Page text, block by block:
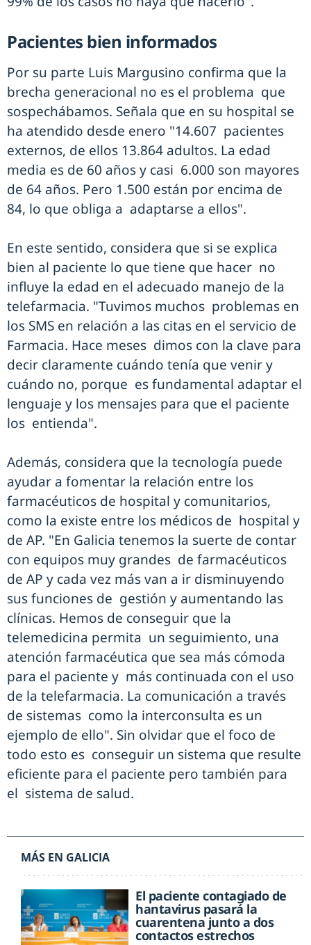
Pacientes bien informados
Por su parte Luis Margusino confirma que la
brecha generacional no es el problema que
sospechábamos. Señala que en su hospital se
ha atendido desde enero "14.607 pacientes
externos, de ellos 13.864 adultos. La edad
media es de 60 años y casi 6.000 son mayores
de 64 años. Pero 1.500 están por encima de
84, lo que obliga a adaptarse a ellos".
En este sentido, considera que si se explica
bien al paciente lo que tiene que hacer no
influye la edad en el adecuado manejo de la
telefarmacia. "Tuvimos muchos problemas en
los SMS en relación a las citas en el servicio de
Farmacia. Hace meses dimos con la clave para
decir claramente cuándo tenía que venir y
cuándo no, porque es fundamental adaptar el
lenguaje y los mensajes para que el paciente
los entienda".
Además, considera que la tecnología puede
ayudar a fomentar la relación entre los
farmacéuticos de hospital y comunitarios,
como la existe entre los médicos de hospital y
de AP. "En Galicia tenemos la suerte de contar
con equipos muy grandes de farmacéuticos
de AP y cada vez más van a ir disminuyendo
sus funciones de gestión y aumentando las
clínicas. Hemos de conseguir que la
telemedicina permita un seguimiento, una
atención farmacéutica que sea más cómoda
para el paciente y más continuada con el uso
de la telefarmacia. La comunicación a través
de sistemas como la interconsulta es un
ejemplo de ello". Sin olvidar que el foco de
todo esto es conseguir un sistema que resulte
eficiente para el paciente pero también para
el sistema de salud.
MÁS EN GALICIA
El paciente contagiado de
hantavirus pasará la
cuarentena junto a dos
contactos estrechos